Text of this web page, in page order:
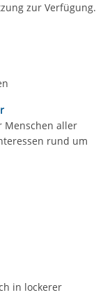
zur Verfügung.
Menschen aller
rund um
in lockerer